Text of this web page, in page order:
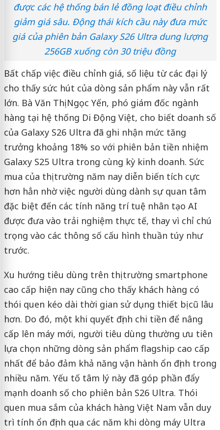
được các hệ thống bán lẻ đồng loạt điều chỉnh
giảm giá sâu. Động thái kích cầu này đưa mức
giá của phiên bản Galaxy S26 Ultra dung lượng
256GB xuống còn 30 triệu đồng
Bất chấp việc điều chỉnh giá, số liệu từ các đại lý
cho thấy sức hút của dòng sản phẩm này vẫn rất
lớn. Bà Văn Thị Ngọc Yến, phó giám đốc ngành
hàng tại hệ thống Di Động Việt, cho biết doanh số
của Galaxy S26 Ultra đã ghi nhận mức tăng
trưởng khoảng 18% so với phiên bản tiền nhiệm
Galaxy S25 Ultra trong cùng kỳ kinh doanh. Sức
mua của thị trường năm nay diễn biến tích cực
hơn hẳn nhờ việc người dùng dành sự quan tâm
đặc biệt đến các tính năng trí tuệ nhân tạo AI
được đưa vào trải nghiệm thực tế, thay vì chỉ chú
trọng vào các thông số cấu hình thuần túy như
trước.
Xu hướng tiêu dùng trên thị trường smartphone
cao cấp hiện nay cũng cho thấy khách hàng có
thói quen kéo dài thời gian sử dụng thiết bị cũ lâu
hơn. Do đó, một khi quyết định chi tiền để nâng
cấp lên máy mới, người tiêu dùng thường ưu tiên
lựa chọn những dòng sản phẩm flagship cao cấp
nhất để bảo đảm khả năng vận hành ổn định trong
nhiều năm. Yếu tố tâm lý này đã góp phần đẩy
mạnh doanh số cho phiên bản S26 Ultra. Thói
quen mua sắm của khách hàng Việt Nam vẫn duy
trì tính ổn định qua các năm khi dòng máy Ultra